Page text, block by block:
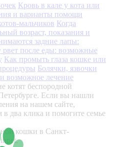
Кровь в кале у кота или
и варианты помощи
мальчиков Когда
возраст, показания и
задние лапы:
после еды: возможные
Как промыть глаза кошке или
Болячки, язвочки
возможное лечение
котят беспородной
Если вы нашли
на нашем сайте,
два клика и помогите семье
кошки в Санкт-